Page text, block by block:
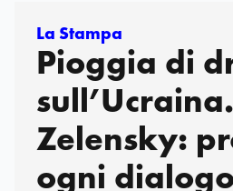
La Stampa
Pioggia di
sull’Ucraina.
Zelensky:
ogni